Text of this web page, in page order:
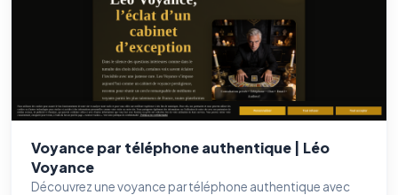
Voyance par téléphone authentique | Léo
Voyance
Découvrez une voyance par téléphone authentique avec